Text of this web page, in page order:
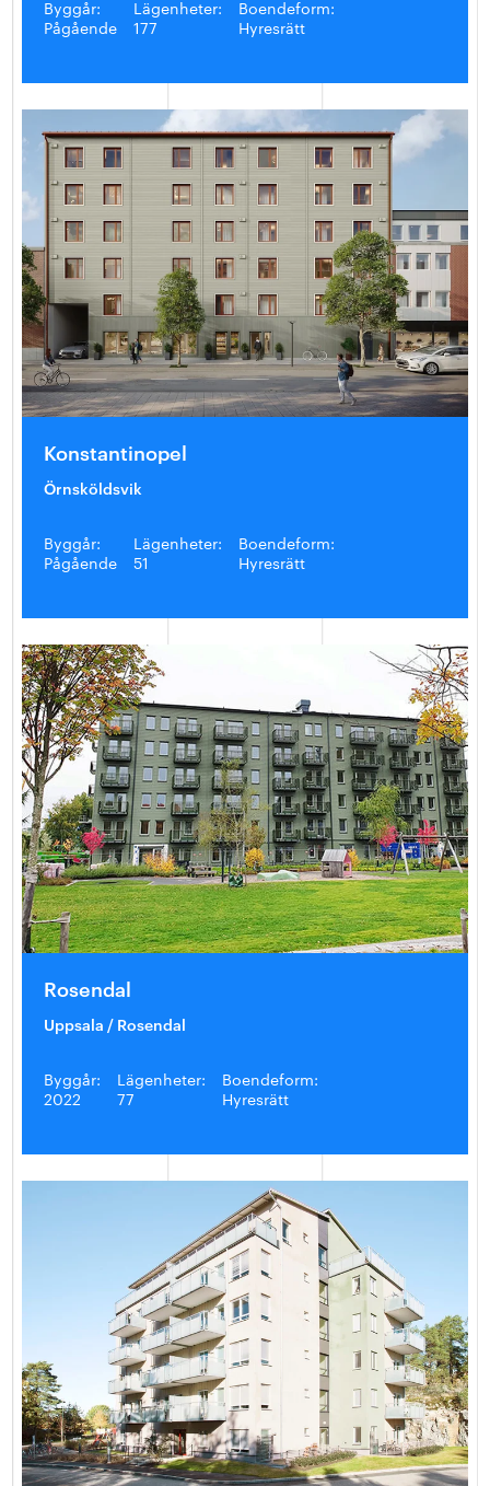
Byggår:
Pågående
Lägenheter:
177
Boendeform:
Hyresrätt
Konstantinopel
Örnsköldsvik
Byggår:
Pågående
Lägenheter:
51
Boendeform:
Hyresrätt
Rosendal
Uppsala / Rosendal
Byggår:
2022
Lägenheter:
77
Boendeform:
Hyresrätt